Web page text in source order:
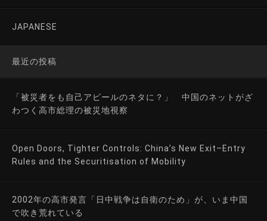
JAPANESE
最近の投稿
「被災者をも自己アピールのネタに？」 中国のネットがざ
わつく高市総理の被災地視察
Open Doors, Tighter Controls: China’s New Exit–Entry
Rules and the Securitisation of Mobility
2002年の高市発言「日中戦争は自衛のため」が、いま中国
で吹き荒れている